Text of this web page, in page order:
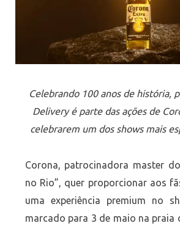
Celebrando 100 anos de história,
Delivery é parte das ações de
celebrarem um dos shows mais
Corona, patrocinadora master
no Rio”, quer proporcionar aos
uma experiência premium no
marcado para 3 de maio na praia